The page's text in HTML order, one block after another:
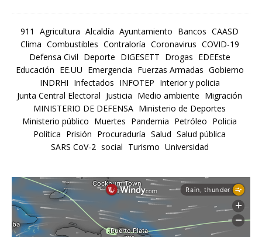
911 Agricultura Alcaldía Ayuntamiento Bancos CAASD
Clima Combustibles Contraloría Coronavirus COVID-19
Defensa Civil Deporte DIGESETT Drogas EDEEste
Educación EE.UU Emergencia Fuerzas Armadas Gobierno
INDRHI Infectados INFOTEP Interior y policia
Junta Central Electoral Justicia Medio ambiente Migración
MINISTERIO DE DEFENSA Ministerio de Deportes
Ministerio público Muertes Pandemia Petróleo Policia
Política Prisión Procuraduría Salud Salud pública
SARS CoV-2 social Turismo Universidad